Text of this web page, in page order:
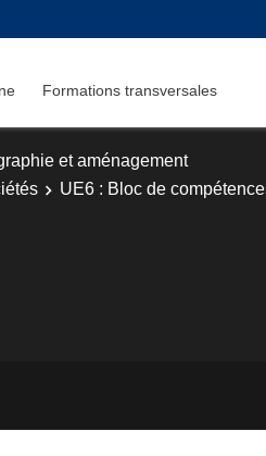
Formations transversales
et aménagement
UE6 : Bloc de